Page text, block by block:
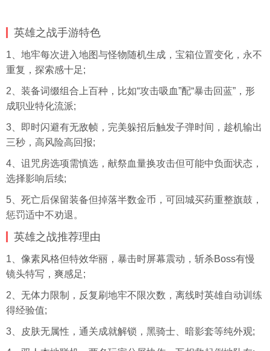
英雄之战手游特色
1、地牢每次进入地图与怪物随机生成，宝箱位置变化，永不
重复，探索感十足;
2、装备词缀组合上百种，比如“攻击吸血”配“暴击回蓝”，形
成职业特化流派;
3、即时闪避有无敌帧，完美躲招后触发子弹时间，趁机输出
三秒，高风险高回报;
4、诅咒房选项需慎选，献祭血量换攻击但可能中负面状态，
选择影响后续;
5、死亡后保留装备但掉落半数金币，可回城买药重整旗鼓，
惩罚适中不劝退。
英雄之战推荐理由
1、像素风格但特效华丽，暴击时屏幕震动，斩杀Boss有慢
镜头特写，爽感足;
2、无体力限制，反复刷地牢不限次数，离线时英雄自动训练
得经验值;
3、皮肤无属性，通关成就解锁，黑骑士、暗影套等纯外观;